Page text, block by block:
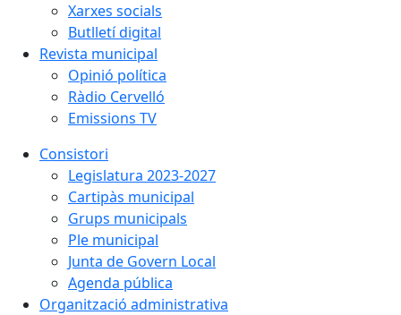
Xarxes socials
Butlletí digital
Revista municipal
Opinió política
Ràdio Cervelló
Emissions TV
Consistori
Legislatura 2023-2027
Cartipàs municipal
Grups municipals
Ple municipal
Junta de Govern Local
Agenda pública
Organització administrativa